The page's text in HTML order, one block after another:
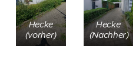
Hecke
(vorher)
Hecke
(Nachher)